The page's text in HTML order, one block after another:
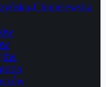
Chmielewska